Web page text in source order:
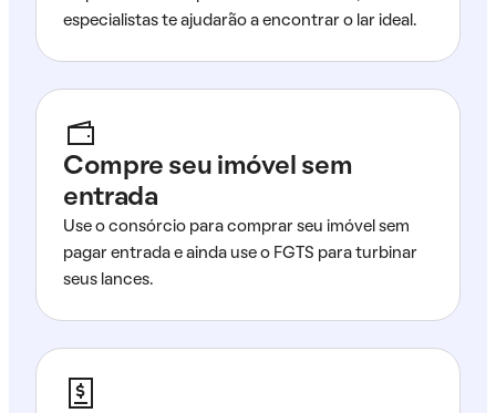
especialistas te ajudarão a encontrar o lar ideal.
Compre seu imóvel sem
entrada
Use o consórcio para comprar seu imóvel sem
pagar entrada e ainda use o FGTS para turbinar
seus lances.